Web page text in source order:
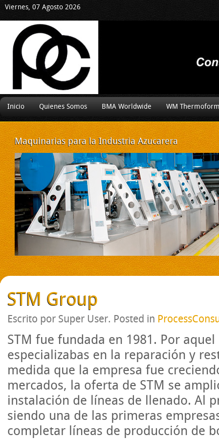
Viernes, 07 Agosto 2026
Inicio Quienes Somos BMA Worldwide WM
Maquinariaspara la Industria Azucarera
STM Group
Escrito por Super User. Posted in
STM fue fundada en 1981. Por
especializabas en la reparación y
medida que la empresa fue
mercados, la oferta de STM se
instalación de líneas de llenado. Al
siendo una de las primeras
completar líneas de producción de